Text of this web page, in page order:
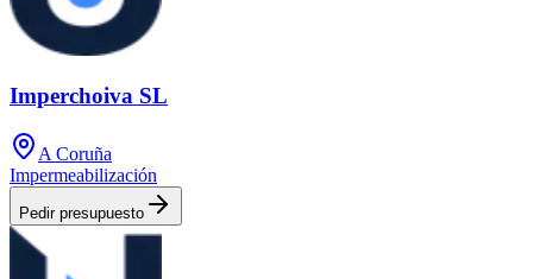
Imperchoiva SL
A Coruña
Impermeabilización
Pedir presupuesto